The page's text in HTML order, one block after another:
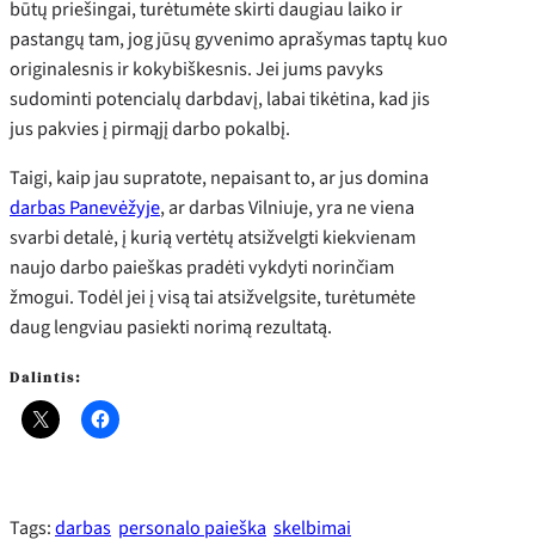
būtų priešingai, turėtumėte skirti daugiau laiko ir
pastangų tam, jog jūsų gyvenimo aprašymas taptų kuo
originalesnis ir kokybiškesnis. Jei jums pavyks
sudominti potencialų darbdavį, labai tikėtina, kad jis
jus pakvies į pirmąjį darbo pokalbį.
Taigi, kaip jau supratote, nepaisant to, ar jus domina
darbas Panevėžyje, ar darbas Vilniuje, yra ne viena
svarbi detalė, į kurią vertėtų atsižvelgti kiekvienam
naujo darbo paieškas pradėti vykdyti norinčiam
žmogui. Todėl jei į visą tai atsižvelgsite, turėtumėte
daug lengviau pasiekti norimą rezultatą.
Dalintis:
Tags:darbas personalo paieška skelbimai